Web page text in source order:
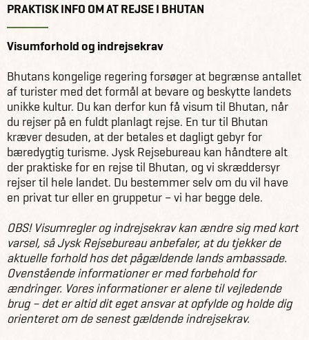
PRAKTISK INFO OM AT REJSE I BHUTAN
Visumforhold og indrejsekrav
Bhutans kongelige regering forsøger at begrænse antallet
af turister med det formål at bevare og beskytte landets
unikke kultur. Du kan derfor kun få visum til Bhutan, når
du rejser på en fuldt planlagt rejse. En tur til Bhutan
kræver desuden, at der betales et dagligt gebyr for
bæredygtig turisme. Jysk Rejsebureau kan håndtere alt
der praktiske for en rejse til Bhutan, og vi skræddersyr
rejser til hele landet. Du bestemmer selv om du vil have
en privat tur eller en gruppetur – vi har begge dele.
OBS! Visumregler og indrejsekrav kan ændre sig med kort
varsel, så Jysk Rejsebureau anbefaler, at du tjekker de
aktuelle forhold hos det pågældende lands ambassade.
Ovenstående informationer er med forbehold for
ændringer. Vores informationer er alene til vejledende
brug – det er altid dit eget ansvar at opfylde og holde dig
orienteret om de senest gældende indrejsekrav.